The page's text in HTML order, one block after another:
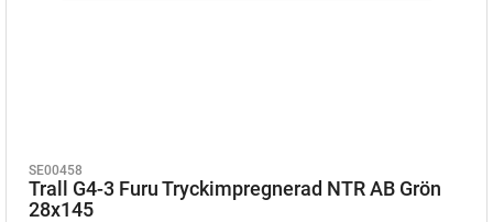
SE00458
Trall G4-3 Furu Tryckimpregnerad NTR AB Grön
28x145